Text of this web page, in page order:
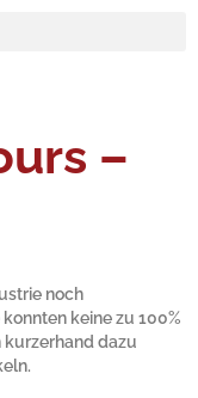
–
noch
keine zu 100%
kurzerhand dazu